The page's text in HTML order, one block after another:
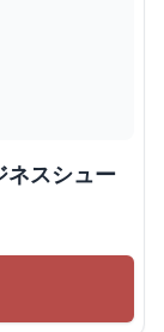
ネスシュー